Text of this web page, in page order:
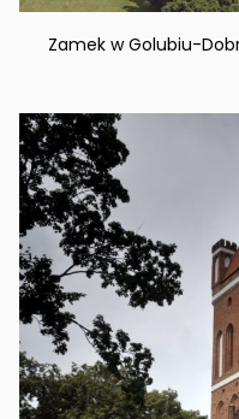
Zamek w Golubiu-